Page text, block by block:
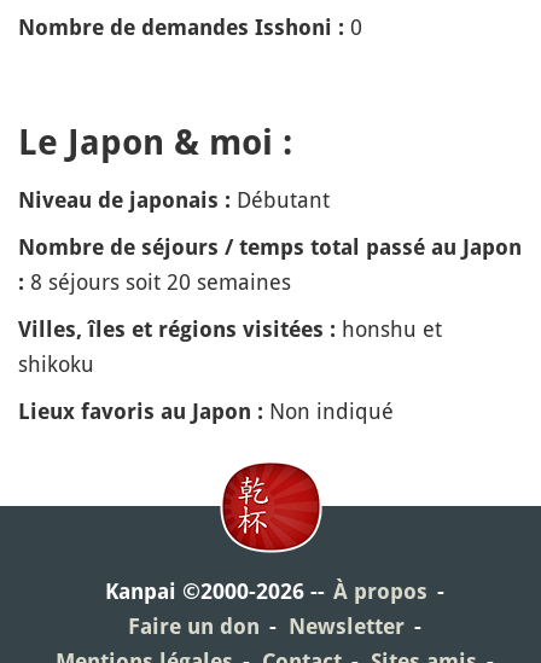
Nombre de demandes Isshoni : 0
Le Japon & moi :
Niveau de japonais : Débutant
Nombre de séjours / temps total passé au Japon
: 8 séjours soit 20 semaines
Villes, îles et régions visitées : honshu et
shikoku
Lieux favoris au Japon : Non indiqué
Kanpai ©2000-2026
À propos
Faire un don
Newsletter